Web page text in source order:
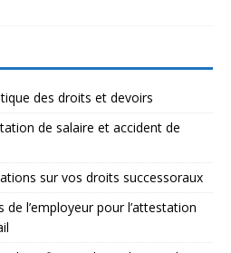
des droits et devoirs
de salaire et accident de
sur vos droits successoraux
l’employeur pour l’attestation